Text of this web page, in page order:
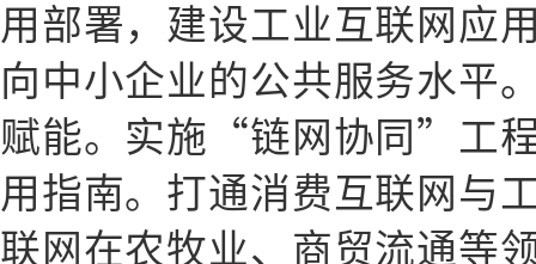
用部署，建设工业互联网应
向中小企业的公共服务水
赋能。实施“链网协同”工
用指南。打通消费互联网与
联网在农牧业、商贸流通等